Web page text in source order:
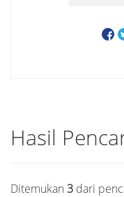
Hasil
Ditemukan 3 dari